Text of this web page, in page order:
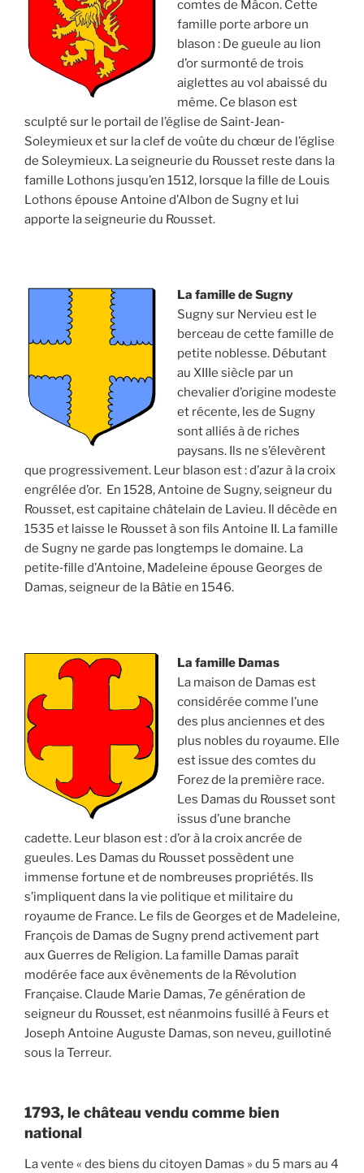
comtes de Mâcon. Cette
famille porte arbore un
blason : De gueule au lion
d’or surmonté de trois
aiglettes au vol abaissé du
même. Ce blason est
sculpté sur le portail de l’église de Saint‐Jean‐
Soleymieux et sur la clef de voûte du chœur de l’église
de Soleymieux. La seigneurie du Rousset reste dans la
famille Lothons jusqu’en 1512, lorsque la fille de Louis
Lothons épouse Antoine d’Albon de Sugny et lui
apporte la seigneurie du Rousset.
La famille de Sugny
Sugny sur Nervieu est le
berceau de cette famille de
petite noblesse. Débutant
au XIIIe siècle par un
chevalier d’origine modeste
et récente, les de Sugny
sont alliés à de riches
paysans. Ils ne s’élevèrent
que progressivement. Leur blason est : d’azur à la croix
engrélée d’or. En 1528, Antoine de Sugny, seigneur du
Rousset, est capitaine châtelain de Lavieu. Il décède en
1535 et laisse le Rousset à son fils Antoine II. La famille
de Sugny ne garde pas longtemps le domaine. La
petite‐fille d’Antoine, Madeleine épouse Georges de
Damas, seigneur de la Bâtie en 1546.
La famille Damas
La maison de Damas est
considérée comme l’une
des plus anciennes et des
plus nobles du royaume. Elle
est issue des comtes du
Forez de la première race.
Les Damas du Rousset sont
issus d’une branche
cadette. Leur blason est : d’or à la croix ancrée de
gueules. Les Damas du Rousset possèdent une
immense fortune et de nombreuses propriétés. Ils
s’impliquent dans la vie politique et militaire du
royaume de France. Le fils de Georges et de Madeleine,
François de Damas de Sugny prend activement part
aux Guerres de Religion. La famille Damas paraît
modérée face aux évènements de la Révolution
Française. Claude Marie Damas, 7e génération de
seigneur du Rousset, est néanmoins fusillé à Feurs et
Joseph Antoine Auguste Damas, son neveu, guillotiné
sous la Terreur.
1793, le château vendu comme bien
national
La vente « des biens du citoyen Damas » du 5 mars au 4